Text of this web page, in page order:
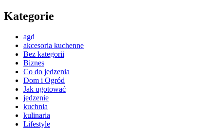
Kategorie
agd
akcesoria kuchenne
Bez kategorii
Biznes
Co do jedzenia
Dom i Ogród
Jak ugotować
jedzenie
kuchnia
kulinaria
Lifestyle